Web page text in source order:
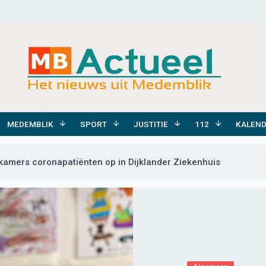
MEDEMBLIK SPORT JUSTITIE 112
coronapatiënten op in Dijklander Ziekenhuis